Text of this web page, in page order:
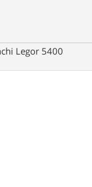
Legor 5400